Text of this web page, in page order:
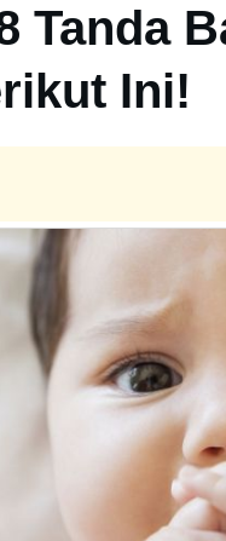
Tanda
Ini!